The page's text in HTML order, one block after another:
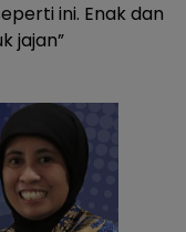
ini. Enak dan
jajan”